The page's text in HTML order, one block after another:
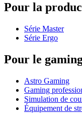
Pour la
Série Master
Série Ergo
Pour le
Astro Gaming
Gaming
Simulation de
Équipement de